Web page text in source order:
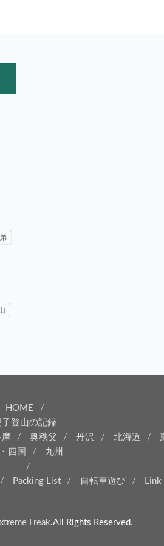
HOME
子登山の記録
奥秩父 丹沢 北海道
四国
九州
Packing List 自転車遊び Link
Freak.All Rights Reserved.